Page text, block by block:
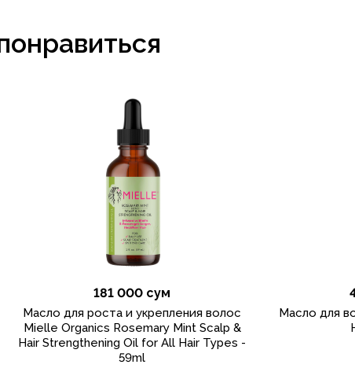
181 000 сум
Масло для роста и укрепления волос
Mielle Organics Rosemary Mint Scalp &
Hair Strengthening Oil for All Hair Types -
59ml
Масло для